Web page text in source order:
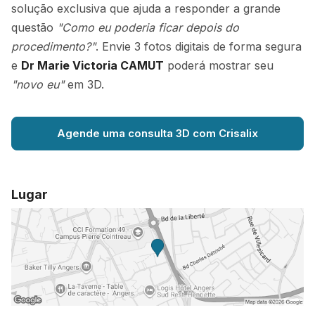
solução exclusiva que ajuda a responder a grande
questão "Como eu poderia ficar depois do
procedimento?". Envie 3 fotos digitais de forma segura
e Dr Marie Victoria CAMUT poderá mostrar seu
"novo eu"em 3D.
Agende uma consulta 3D com Crisalix
Lugar